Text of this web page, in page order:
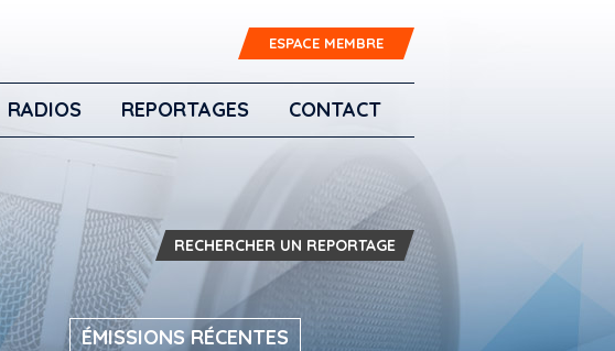
ESPACE MEMBRE
RADIOS REPORTAGES CONTACT
RECHERCHER UN REPORTAGE
ÉMISSIONS RÉCENTES